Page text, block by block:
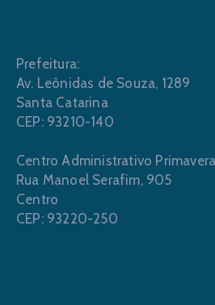
Prefeitura:
Av. Leônidas de Souza, 1289
Santa Catarina
CEP: 93210-140
Centro Administrativo
Rua Manoel Serafim, 905
Centro
CEP: 93220-250